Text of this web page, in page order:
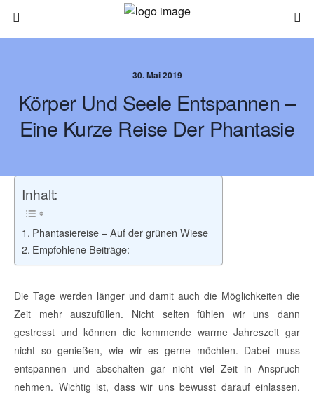
30. Mai 2019
Körper Und Seele Entspannen –
Eine Kurze Reise Der Phantasie
Inhalt:
Phantasiereise – Auf der grünen Wiese
Empfohlene Beiträge:
Die Tage werden länger und damit auch die Möglichkeiten die
Zeit mehr auszufüllen. Nicht selten fühlen wir uns dann
gestresst und können die kommende warme Jahreszeit gar
nicht so genießen, wie wir es gerne möchten. Dabei muss
entspannen und abschalten gar nicht viel Zeit in Anspruch
nehmen. Wichtig ist, dass wir uns bewusst darauf einlassen.